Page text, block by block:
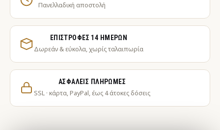
Πανελλαδική αποστολή
ΕΠΙΣΤΡΟΦΈΣ 14 ΗΜΕΡΏΝ
Δωρεάν & εύκολα, χωρίς ταλαιπωρία
ΑΣΦΑΛΕΊΣ ΠΛΗΡΩΜΈΣ
SSL · κάρτα, PayPal, έως 4 άτοκες δόσεις